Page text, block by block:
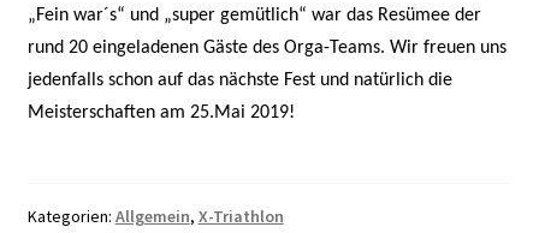
„Fein war´s“ und „super gemütlich“ war das Resümee der
rund 20 eingeladenen Gäste des Orga-Teams. Wir freuen uns
jedenfalls schon auf das nächste Fest und natürlich die
Meisterschaften am 25.Mai 2019!
Kategorien: Allgemein, X-Triathlon